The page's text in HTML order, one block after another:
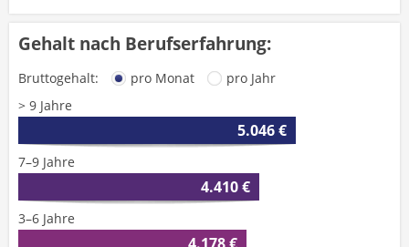
Gehalt nach Berufserfahrung:
Bruttogehalt: pro Monat
pro Jahr
> 9 Jahre
5.046 €
7–9 Jahre
4.410 €
3–6 Jahre